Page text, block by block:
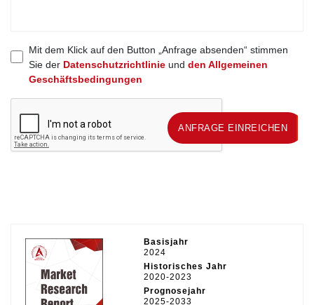
Mit dem Klick auf den Button „Anfrage absenden“ stimmen
Sie der Datenschutzrichtlinieund den Allgemeinen
Geschäftsbedingungen
ANFRAGE EINREICHEN ANFRAGE EINREICHEN
Basisjahr
2024
Historisches Jahr
2020-2023
Prognosejahr
2025-2033